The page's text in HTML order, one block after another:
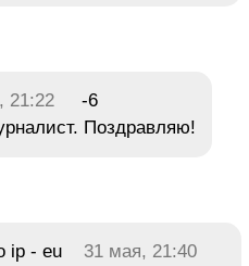
21:22
-6
Поздравляю!
31 мая, 21:40